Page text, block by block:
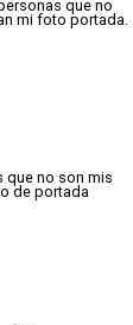
que no
mi foto portada.
que no son mis
de portada